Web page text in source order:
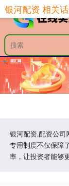
银河配资,配资公司
专用制度不仅保障
率，让投资者能够
银河配资 相关